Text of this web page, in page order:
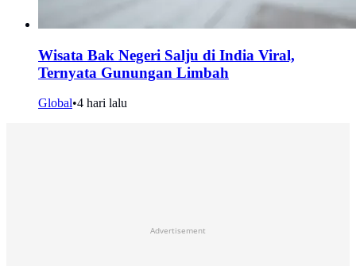
Wisata Bak Negeri Salju di India Viral,
Ternyata Gunungan Limbah
Global•4 hari lalu
Advertisement